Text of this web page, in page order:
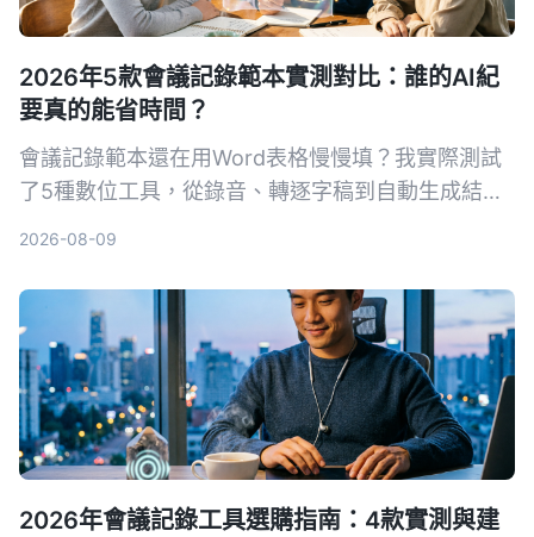
2026年5款會議記錄範本實測對比：誰的AI紀
要真的能省時間？
會議記錄範本還在用Word表格慢慢填？我實際測試
了5種數位工具，從錄音、轉逐字稿到自動生成結構
2026-08-09
2026年會議記錄工具選購指南：4款實測與建